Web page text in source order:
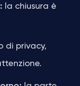
la chiusura è
di privacy,